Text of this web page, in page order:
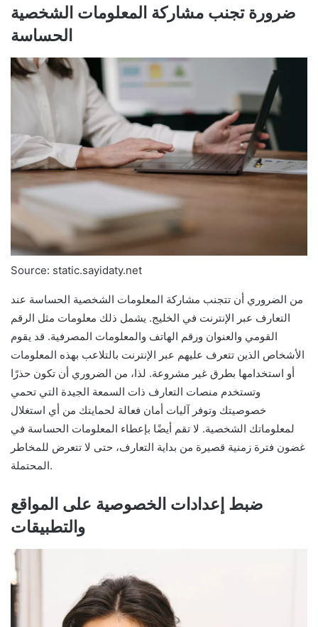
ضرورة تجنب مشاركة المعلومات الشخصية
الحساسة
Source: static.sayidaty.net
من الضروري أن تتجنب مشاركة المعلومات الشخصية الحساسة عند
التعارف عبر الإنترنت في الخليج. يشمل ذلك معلومات مثل الرقم
القومي والعنوان ورقم الهاتف والمعلومات المصرفية. قد يقوم
الأشخاص الذين تتعرف عليهم عبر الإنترنت بالتلاعب بهذه المعلومات
أو استخدامها بطرق غير مشروعة. لذا، من الضروري أن تكون حذرًا
وتستخدم منصات التعارف ذات السمعة الجيدة التي تحمي
خصوصيتك وتوفر آليات أمان فعالة لحمايتك من أي استغلال
لمعلوماتك الشخصية. لا تقم أيضًا بإعطاء المعلومات الحساسة في
غضون فترة زمنية قصيرة من بداية التعارف، حتى لا تتعرض للمخاطر
المحتملة.
ضبط إعدادات الخصوصية على المواقع
والتطبيقات